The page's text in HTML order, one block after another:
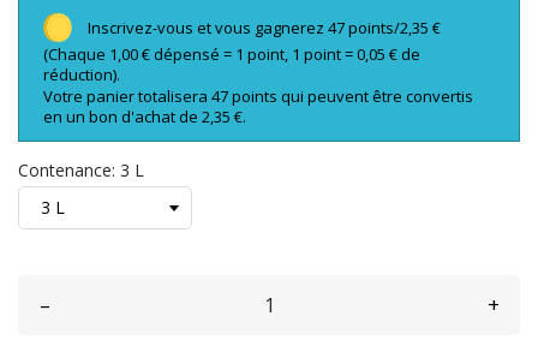
Inscrivez-vous et vous gagnerez 47 points/2,35 €
(Chaque 1,00 € dépensé = 1 point, 1 point = 0,05 € de
réduction).
Votre panier totalisera 47 points qui peuvent être convertis
en un bon d'achat de 2,35 €.
Contenance: 3 L
– +